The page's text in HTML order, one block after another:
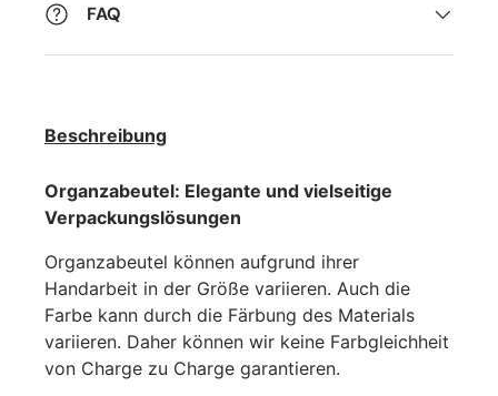
FAQ
Beschreibung
Organzabeutel: Elegante und vielseitige
Verpackungslösungen
Organzabeutel können aufgrund ihrer
Handarbeit in der Größe variieren. Auch die
Farbe kann durch die Färbung des Materials
variieren. Daher können wir keine Farbgleichheit
von Charge zu Charge garantieren.